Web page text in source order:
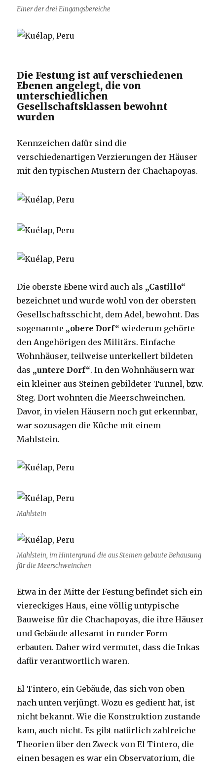
Einer der drei Eingangsbereiche
Die Festung ist auf verschiedenen
Ebenen angelegt, die von
unterschiedlichen
Gesellschaftsklassen bewohnt
wurden
Kennzeichen dafür sind die
verschiedenartigen Verzierungen der Häuser
mit den typischen Mustern der Chachapoyas.
Die oberste Ebene wird auch als „Castillo“
bezeichnet und wurde wohl von der obersten
Gesellschaftsschicht, dem Adel, bewohnt. Das
sogenannte „obere Dorf“ wiederum gehörte
den Angehörigen des Militärs. Einfache
Wohnhäuser, teilweise unterkellert bildeten
das „untere Dorf“. In den Wohnhäusern war
ein kleiner aus Steinen gebildeter Tunnel, bzw.
Steg. Dort wohnten die Meerschweinchen.
Davor, in vielen Häusern noch gut erkennbar,
war sozusagen die Küche mit einem
Mahlstein.
Mahlstein
Mahlstein, im Hintergrund die aus Steinen gebaute Behausung
für die Meerschweinchen
Etwa in der Mitte der Festung befindet sich ein
viereckiges Haus, eine völlig untypische
Bauweise für die Chachapoyas, die ihre Häuser
und Gebäude allesamt in runder Form
erbauten. Daher wird vermutet, dass die Inkas
dafür verantwortlich waren.
El Tintero, ein Gebäude, das sich von oben
nach unten verjüngt. Wozu es gedient hat, ist
nicht bekannt. Wie die Konstruktion zustande
kam, auch nicht. Es gibt natürlich zahlreiche
Theorien über den Zweck von El Tintero, die
einen besagen es war ein Observatorium, die